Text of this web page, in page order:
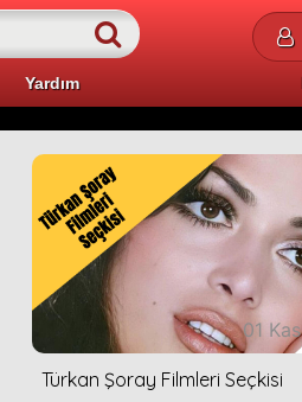
Yardım
01
Türkan Şoray Filmleri Seçkisi